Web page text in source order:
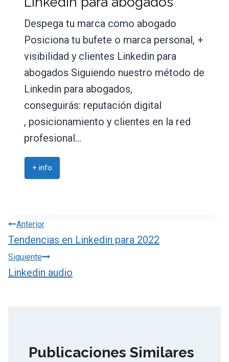
Despega tu marca como abogado
Posiciona tu bufete o marca personal, +
visibilidad y clientes Linkedin para
abogados Siguiendo nuestro método de
Linkedin para abogados,
conseguirás: reputación digital
, posicionamiento y clientes en la red
profesional…
+ info
Navegación
de
entradas
Anterior
Tendencias en Linkedin para 2022
Siguiente
Linkedin audio
Publicaciones Similares